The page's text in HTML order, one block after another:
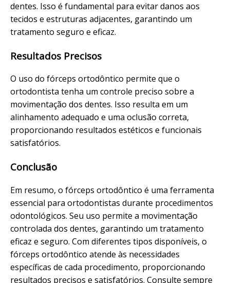
dentes. Isso é fundamental para evitar danos aos
tecidos e estruturas adjacentes, garantindo um
tratamento seguro e eficaz.
Resultados Precisos
O uso do fórceps ortodôntico permite que o
ortodontista tenha um controle preciso sobre a
movimentação dos dentes. Isso resulta em um
alinhamento adequado e uma oclusão correta,
proporcionando resultados estéticos e funcionais
satisfatórios.
Conclusão
Em resumo, o fórceps ortodôntico é uma ferramenta
essencial para ortodontistas durante procedimentos
odontológicos. Seu uso permite a movimentação
controlada dos dentes, garantindo um tratamento
eficaz e seguro. Com diferentes tipos disponíveis, o
fórceps ortodôntico atende às necessidades
específicas de cada procedimento, proporcionando
resultados precisos e satisfatórios. Consulte sempre